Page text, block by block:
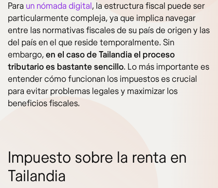
Para un nómada digital, la estructura fiscal puede ser
particularmente compleja, ya que implica navegar
entre las normativas fiscales de su país de origen y las
del país en el que reside temporalmente. Sin
embargo,en el caso de Tailandia el proceso
tributario es bastante sencillo. Lo más importante es
entender cómo funcionan los impuestos es crucial
para evitar problemas legales y maximizar los
beneficios fiscales.
Impuesto sobre la renta en
Tailandia